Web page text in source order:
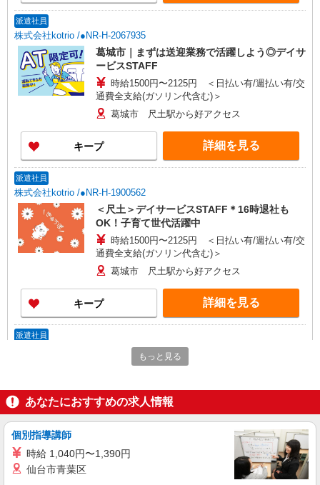
派遣社員
株式会社kotrio /●NR-H-2067935
葛城市｜まずは送迎業務で活躍しよう◎デイサ
ービスSTAFF
時給1500円〜2125円 ＜日払い有/週払い有/交
通費全支給(ガソリン代含む)＞
葛城市 尺土駅から好アクセス
キープ 詳細を見る
派遣社員
株式会社kotrio /●NR-H-1900562
＜尺土＞デイサービスSTAFF＊16時退社も
OK！子育て世代活躍中
時給1500円〜2125円 ＜日払い有/週払い有/交
通費全支給(ガソリン代含む)＞
葛城市 尺土駅から好アクセス
キープ 詳細を見る
派遣社員
株式会社kotrio /●NR-H-2068904
葛城市の小さいデイサービス★残業なし♪日勤
時給1500円〜2125円 ＜日払い有/週払い有/交
通費全支給(ガソリン代含む)＞
葛城市 尺土駅から好アクセス
キープ 詳細を見る
もっと見る
あなたにおすすめの求人情報
個別指導講師
時給 1,040円〜1,390円
仙台市青葉区